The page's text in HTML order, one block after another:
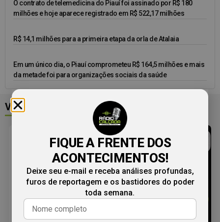
O contrato de telemedicina do Piauí foi assinado por R$ 180
milhões e hoje aparece registrado em R$ 522,17 milhões
R$ 14,1 milhões para a primeira etapa da orla de Atalaia
Em um único dia, o Piauí comprometeu R$ 164,5 milhões e mais
da metade foi para organizações sociais da saúde
Veja mais
FIQUE A FRENTE DOS
ACONTECIMENTOS!
Deixe seu e-mail e receba análises profundas,
furos de reportagem e os bastidores do poder
toda semana.